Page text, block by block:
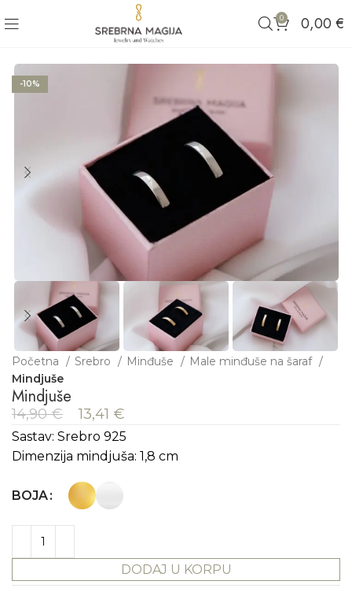
0 0,00 €
-10%
Početna Srebro Minđuše
Male minđuše na šaraf
Mindjuše
Mindjuše
14,90€ 13,41 €
Sastav: Srebro 925
Dimenzija mindjuša: 1,8 cm
BOJA
DODAJ U KORPU